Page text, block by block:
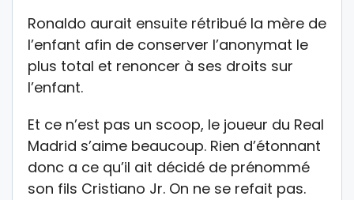
Ronaldo aurait ensuite rétribué la mère de
l’enfant afin de conserver l’anonymat le
plus total et renoncer à ses droits sur
l’enfant.
Et ce n’est pas un scoop, le joueur du Real
Madrid s’aime beaucoup. Rien d’étonnant
donc a ce qu’il ait décidé de prénommé
son fils Cristiano Jr. On ne se refait pas.